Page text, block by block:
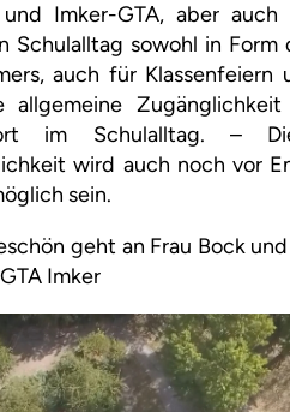
Imker-GTA, aber auch
Schulalltag sowohl in Form
auch für Klassenfeiern
allgemeine Zugänglichkeit
im Schulalltag. –
wird auch noch vor
sein.
geht an Frau Bock
Imker